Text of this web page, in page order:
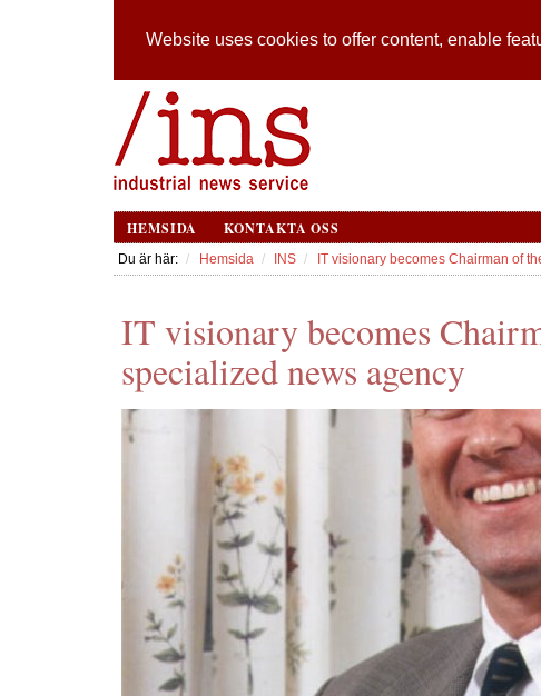
Website uses cookies to offer content, enable
HEMSIDA KONTAKTA OSS
Du är här: Hemsida INS IT visionary becomes Chairman of
IT visionary becomes
specialized news agency